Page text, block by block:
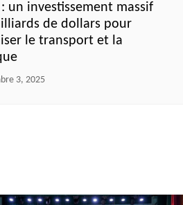
Mauritanie
Mozambique
Togo
un investissement massif
de dollars pour
le transport et la
3, 2025